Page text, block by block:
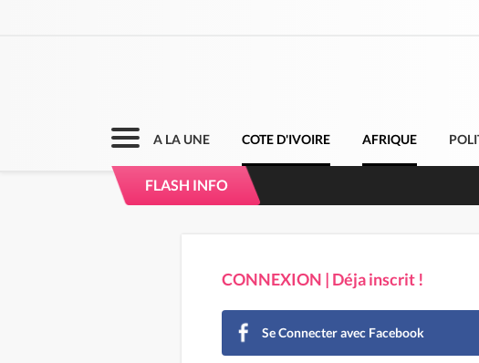
A LA UNE COTE D'IVOIRE AFRIQUE
FLASH INFO
CONNEXION | Déja inscrit !
Se Connecter avec Facebook